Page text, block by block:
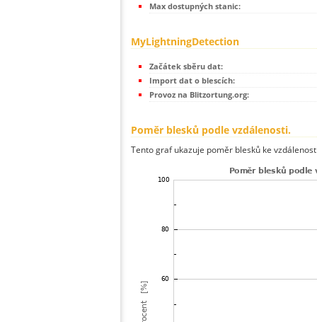
Max dostupných stanic:
MyLightningDetection
Začátek sběru dat:
Import dat o blescích:
Provoz na Blitzortung.org:
Poměr blesků podle vzdálenosti.
Tento graf ukazuje poměr blesků ke